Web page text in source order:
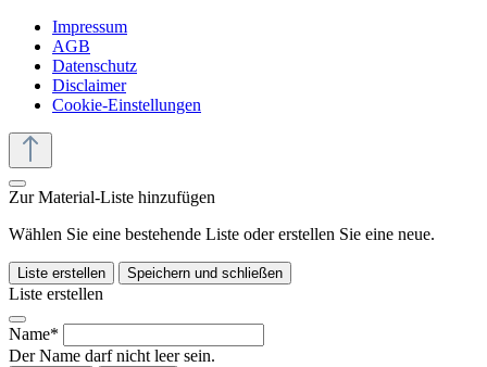
Impressum
AGB
Datenschutz
Disclaimer
Cookie-Einstellungen
Zur Material-Liste hinzufügen
Wählen Sie eine bestehende Liste oder erstellen Sie eine neue.
Liste erstellen Speichern und schließen
Liste erstellen
Name*
Der Name darf nicht leer sein.